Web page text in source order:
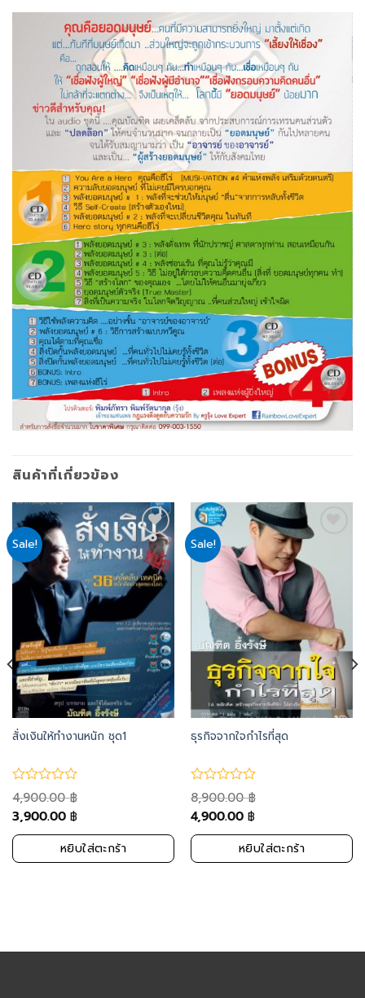
สินค้าที่เกี่ยวข้อง
Sale!
Add
to
wishlist
สั่งเงินให้ทำงานหนัก ชุด1
4,900.00฿
3,900.00 ฿
หยิบใส่ตะกร้า
Sale!
wishlist
ธุรกิจจากใจกำไรที่สุด
8,900.00฿
4,900.00 ฿
หยิบใส่ตะกร้า